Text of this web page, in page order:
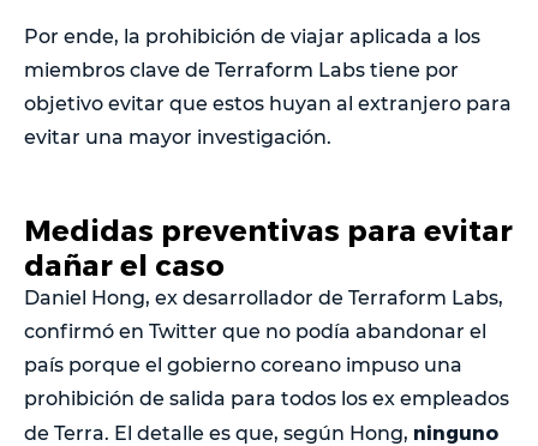
Por ende, la prohibición de viajar aplicada a los
miembros clave de Terraform Labs tiene por
objetivo evitar que estos huyan al extranjero para
evitar una mayor investigación.
Medidas preventivas para evitar
dañar el caso
Daniel Hong, ex desarrollador de Terraform Labs,
confirmó en Twitter que no podía abandonar el
país porque el gobierno coreano impuso una
prohibición de salida para todos los ex empleados
de Terra. El detalle es que, según Hong, ninguno